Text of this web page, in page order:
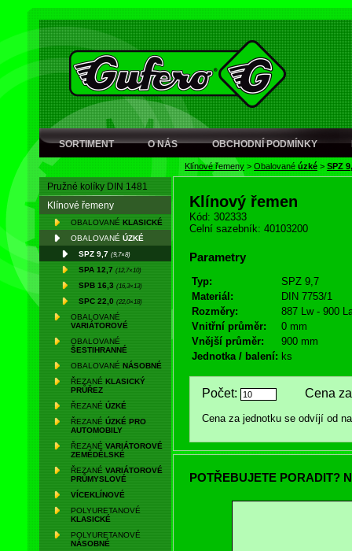
SORTIMENT O NÁS OBCHODNÍ PODMÍNKY
Klínové řemeny > Obalované úzké > SPZ
Pružné kolíky DIN 1481
Klínové řemeny
OBALOVANÉ KLASICKÉ
OBALOVANÉ ÚZKÉ
SPZ 9,7 (9,7×8)
SPA 12,7 (12,7×10)
SPB 16,3 (16,3×13)
SPC 22,0 (22,0×18)
OBALOVANÉ
VARIÁTOROVÉ
OBALOVANÉ
ŠESTIHRANNÉ
OBALOVANÉ NÁSOBNÉ
ŘEZANÉ KLASICKÝ
PRŮŘEZ
ŘEZANÉ ÚZKÉ
ŘEZANÉ ÚZKÉ PRO
AUTOMOBILY
ŘEZANÉ VARIÁTOROVÉ
ZEMĚDĚLSKÉ
ŘEZANÉ VARIÁTOROVÉ
PRŮMYSLOVÉ
VÍCEKLÍNOVÉ
POLYURETANOVÉ
KLASICKÉ
POLYURETANOVÉ
NÁSOBNÉ
Klínový řemen
Kód: 302333
Celní sazebník: 40103200
Parametry
Typ:
SPZ 9,7
Materiál:
DIN 7753/1
Rozměry:
887 Lw - 900
Vnitřní průměr:
0 mm
Vnější průměr:
900 mm
Jednotka / balení: ks
Počet: Cena za
Cena za jednotku se odvíjí od
POTŘEBUJETE PORADIT?